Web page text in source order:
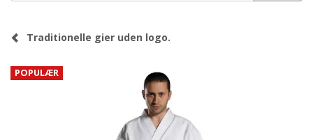
Traditionelle gier uden logo.
POPULÆR